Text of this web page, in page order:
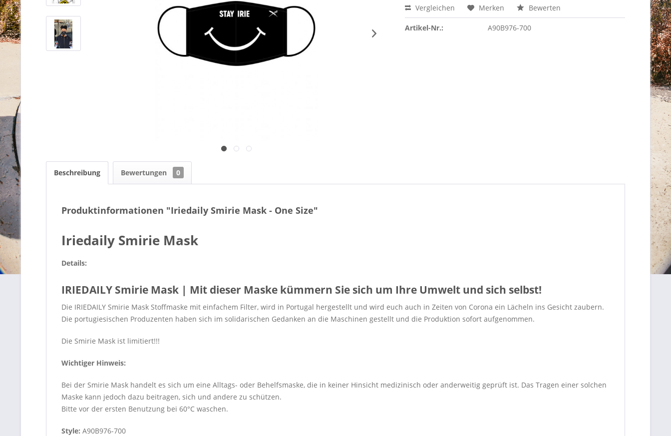
Vergleichen Merken Bewerten
Artikel-Nr.: A90B976-700
Beschreibung Bewertungen 0
Produktinformationen "Iriedaily Smirie Mask - One Size"
Iriedaily Smirie Mask
Details:
IRIEDAILY Smirie Mask | Mit dieser Maske kümmern Sie sich um Ihre Umwelt und sich selbst!
Die IRIEDAILY Smirie Mask Stoffmaske mit einfachem Filter, wird in Portugal hergestellt und wird euch auch in Zeiten von Corona ein Lächeln ins Gesicht zaubern.
Die portugiesischen Produzenten haben sich im solidarischen Gedanken an die Maschinen gestellt und die Produktion sofort aufgenommen.
Die Smirie Mask ist limitiert!!!
Wichtiger Hinweis:
Bei der Smirie Mask handelt es sich um eine Alltags- oder Behelfsmaske, die in keiner Hinsicht medizinisch oder anderweitig geprüft ist. Das Tragen einer solchen
Maske kann jedoch dazu beitragen, sich und andere zu schützen.
Bitte vor der ersten Benutzung bei 60°C waschen.
Style: A90B976-700